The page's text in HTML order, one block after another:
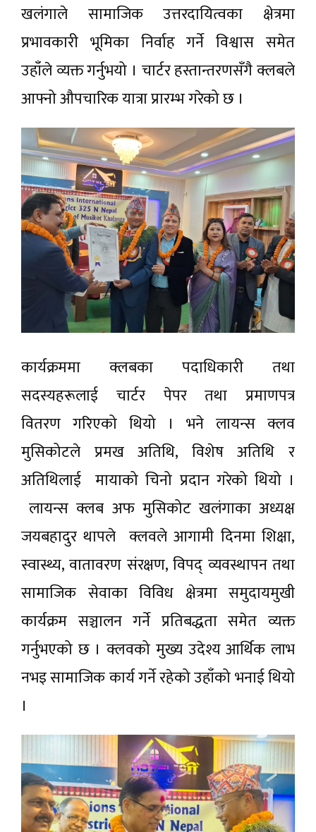
खलंगाले सामाजिक उत्तरदायित्वका क्षेत्रमा
प्रभावकारी भूमिका निर्वाह गर्ने विश्वास समेत
उहाँले व्यक्त गर्नुभयो । चार्टर हस्तान्तरणसँगै क्लबले
आफ्नो औपचारिक यात्रा प्रारम्भ गरेको छ ।
कार्यक्रममा क्लबका पदाधिकारी तथा
सदस्यहरूलाई चार्टर पेपर तथा प्रमाणपत्र
वितरण गरिएको थियो । भने लायन्स क्लव
मुसिकोटले प्रमख अतिथि, विशेष अतिथि र
अतिथिलाई मायाको चिनो प्रदान गरेको थियो ।
लायन्स क्लब अफ मुसिकोट खलंगाका अध्यक्ष
जयबहादुर थापले क्लवले आगामी दिनमा शिक्षा,
स्वास्थ्य, वातावरण संरक्षण, विपद् व्यवस्थापन तथा
सामाजिक सेवाका विविध क्षेत्रमा समुदायमुखी
कार्यक्रम सञ्चालन गर्ने प्रतिबद्धता समेत व्यक्त
गर्नुभएको छ । क्लवको मुख्य उदेश्य आर्थिक लाभ
नभइ सामाजिक कार्य गर्ने रहेको उहाँको भनाई थियो
।